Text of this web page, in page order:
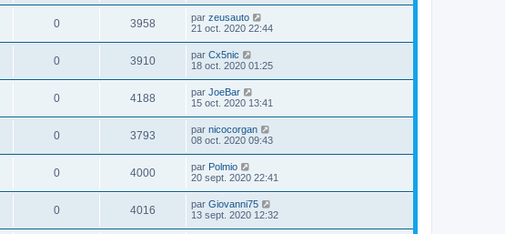
0 3958 par zeusauto
21 oct. 2020 22:44
0 3910 par Cx5nic
18 oct. 2020 01:25
0 4188 par JoeBar
15 oct. 2020 13:41
0 3793 par nicocorgan
08 oct. 2020 09:43
0 4000 par Polmio
20 sept. 2020 22:41
0 4016 par Giovanni75
13 sept. 2020 12:32